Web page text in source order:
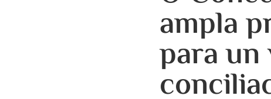
ampla
para un